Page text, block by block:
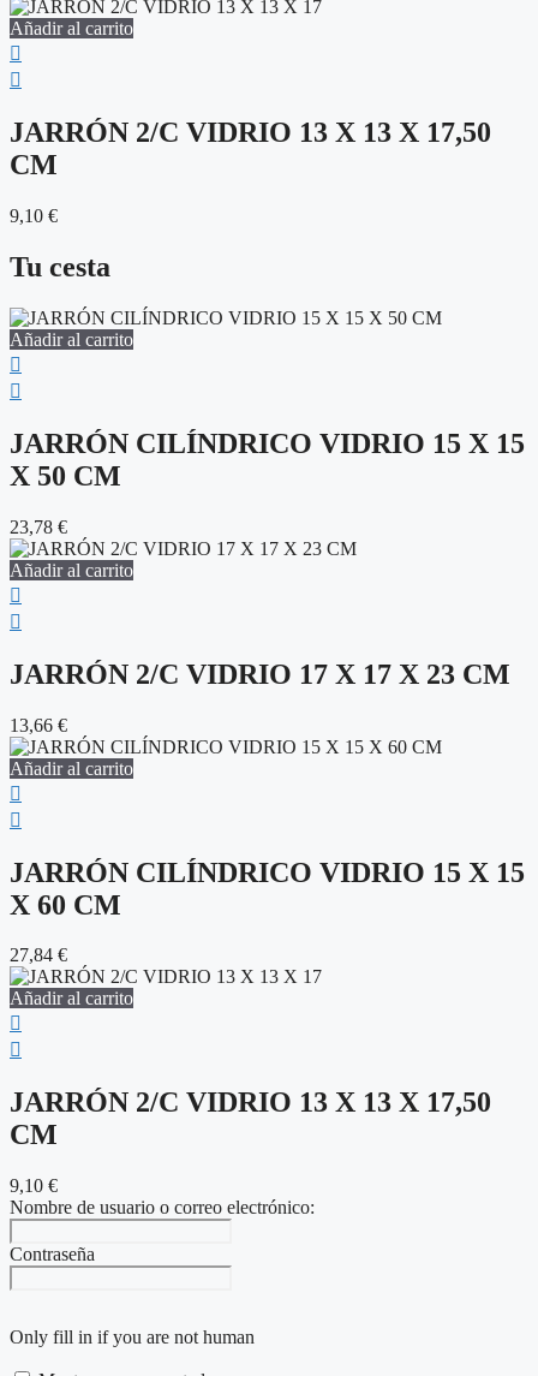
Añadir al carrito
JARRÓN 2/C VIDRIO 13 X 13 X 17,50
CM
9,10 €
Tu cesta
Añadir al carrito
JARRÓN CILÍNDRICO VIDRIO 15 X 15
X 50 CM
23,78 €
Añadir al carrito
JARRÓN 2/C VIDRIO 17 X 17 X 23 CM
13,66 €
Añadir al carrito
JARRÓN CILÍNDRICO VIDRIO 15 X 15
X 60 CM
27,84 €
Añadir al carrito
JARRÓN 2/C VIDRIO 13 X 13 X 17,50
CM
9,10 €
Nombre de usuario o correo electrónico:
Contraseña
Only fill in if you are not human